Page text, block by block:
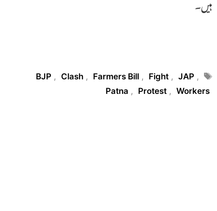
Tags
BJP , Clash , Farmers Bill , Fight , JAP ,
Patna , Protest , Workers